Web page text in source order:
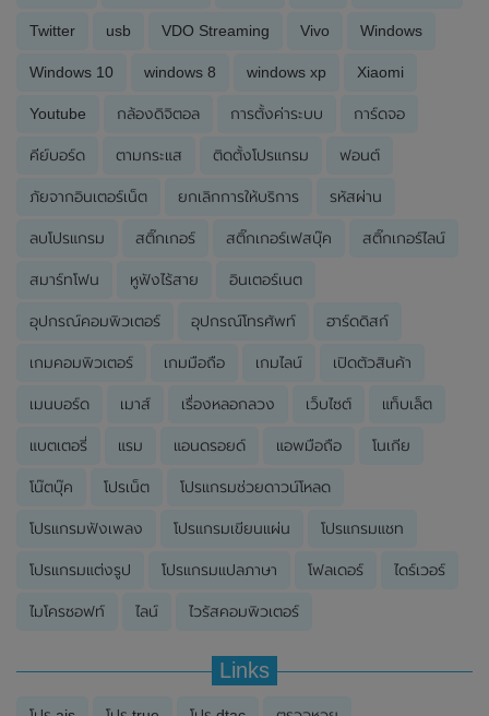
Twitter usb VDO Streaming Vivo Windows
Windows 10 windows 8 windows xp Xiaomi
Youtube กล้องดิจิตอล การตั้งค่าระบบ การ์ดจอ
คีย์บอร์ด ตามกระแส ติดตั้งโปรแกรม ฟอนต์
ภัยจากอินเตอร์เน็ต ยกเลิกการให้บริการ รหัสผ่าน
ลบโปรแกรม สติ๊กเกอร์ สติ๊กเกอร์เฟสบุ๊ค สติ๊กเกอร์ไลน์
สมาร์ทโฟน หูฟังไร้สาย อินเตอร์เนต
อุปกรณ์คอมพิวเตอร์ อุปกรณ์โทรศัพท์ ฮาร์ดดิสก์
เกมคอมพิวเตอร์ เกมมือถือ เกมไลน์ เปิดตัวสินค้า
เมนบอร์ด เมาส์ เรื่องหลอกลวง เว็บไซต์ แท็บเล็ต
แบตเตอรี่ แรม แอนดรอยด์ แอพมือถือ โนเกีย
โน๊ตบุ๊ค โปรเน็ต โปรแกรมช่วยดาวน์โหลด
โปรแกรมฟังเพลง โปรแกรมเขียนแผ่น โปรแกรมแชท
โปรแกรมแต่งรูป โปรแกรมแปลภาษา โฟลเดอร์ ไดร์เวอร์
ไมโครซอฟท์ ไลน์ ไวรัสคอมพิวเตอร์
Links